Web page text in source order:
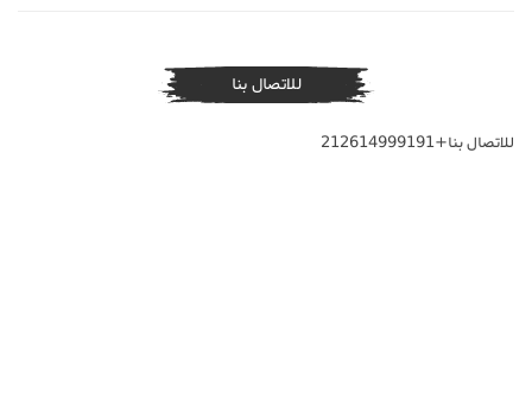
للاتصال بنا
للاتصال بنا+212614999191